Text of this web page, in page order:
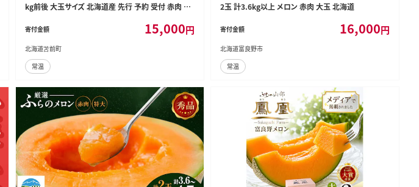
kg前後 大玉サイズ 北海道産 先行 予約 受付 赤肉 甘
ート 北海道 苫前町 とままえ rum09
寄付金額 15,000円
北海道苫前町
常温
2玉 計3.6kg以上 メロン 赤肉 大玉 北海道
寄付金額 16,000円
北海道富良野市
常温